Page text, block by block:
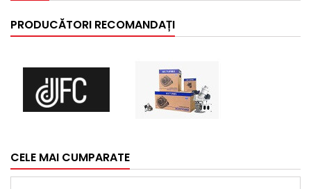
PRODUCĂTORI RECOMANDAȚI
CELE MAI CUMPARATE